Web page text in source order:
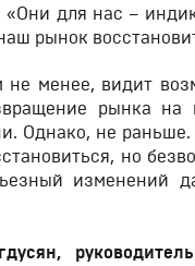
«Они для нас –
рынок
не менее, видит
рынка на
Однако, не
но
изменений